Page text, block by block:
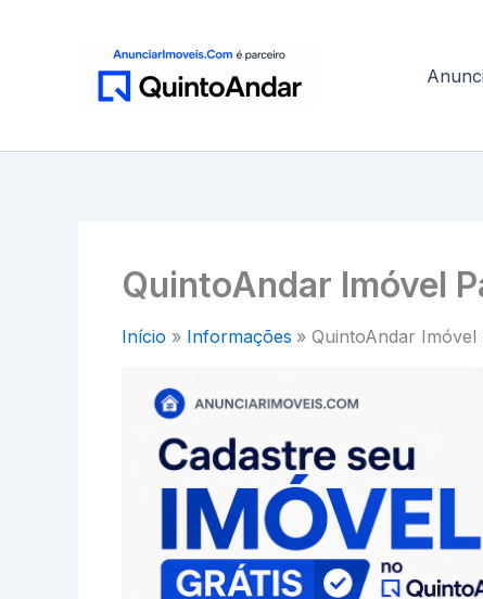
QuintoAndar Imóvel
Início Informações QuintoAndar Imóvel